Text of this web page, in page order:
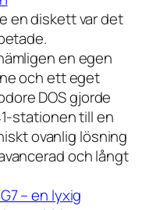
en diskett var det
en egen
och ett eget
DOS gjorde
stationen till en
ovanlig lösning
och långt
– en lyxig